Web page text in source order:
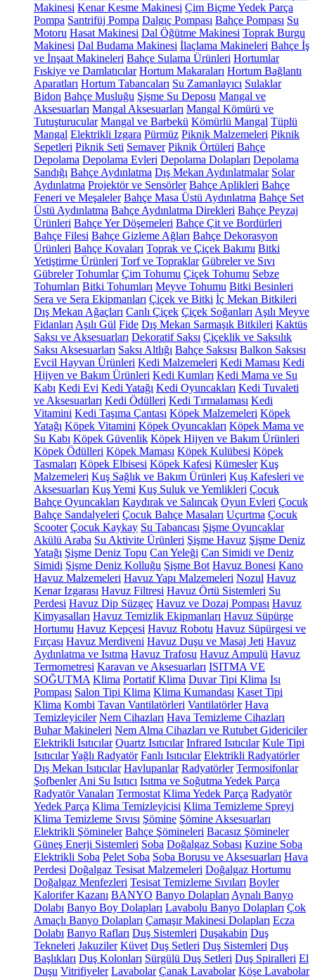
Makinesi Kenar Kesme Makinesi Çim Biçme Yedek Parça
Pompa Santrifüj Pompa Dalgıç Pompası Bahçe Pompası Su
Motoru Hasat Makinesi Dal Öğütme Makinesi Toprak Burgu
Makinesi Dal Budama Makinesi İlaçlama Makineleri Bahçe İş
ve İnşaat Makineleri Bahçe Sulama Ürünleri Hortumlar
Fıskiye ve Damlatıcılar Hortum Makaraları Hortum Bağlantı
Aparatları Hortum Tabancaları Su Zamanlayıcı Sulaklar
Bidon Bahçe Musluğu Şişme Su Deposu Mangal ve
Aksesuarları Mangal Aksesuarları Mangal Kömürü ve
Tutuşturucular Mangal ve Barbekü Kömürlü Mangal Tüplü
Mangal Elektrikli Izgara Pürmüz Piknik Malzemeleri Piknik
Sepetleri Piknik Seti Semaver Piknik Örtüleri Bahçe
Depolama Depolama Evleri Depolama Dolapları Depolama
Sandığı Bahçe Aydınlatma Dış Mekan Aydınlatmalar Solar
Aydınlatma Projektör ve Sensörler Bahçe Aplikleri Bahçe
Feneri ve Meşaleler Bahçe Masa Üstü Aydınlatma Bahçe Set
Üstü Aydınlatma Bahçe Aydınlatma Direkleri Bahçe Peyzaj
Ürünleri Bahçe Yer Döşemeleri Bahçe Çit ve Bordürleri
Bahçe Filesi Bahçe Gizleme Ağları Bahçe Dekorasyon
Ürünleri Bahçe Kovaları Toprak ve Çiçek Bakımı Bitki
Yetiştirme Ürünleri Torf ve Topraklar Gübreler ve Sıvı
Gübreler Tohumlar Çim Tohumu Çiçek Tohumu Sebze
Tohumları Bitki Tohumları Meyve Tohumu Bitki Besinleri
Sera ve Sera Ekipmanları Çiçek ve Bitki İç Mekan Bitkileri
Dış Mekan Ağaçları Canlı Çiçek Çiçek Soğanları Aşılı Meyve
Fidanları Aşılı Gül Fide Dış Mekan Sarmaşık Bitkileri Kaktüs
Saksı ve Aksesuarları Dekoratif Saksı Çiçeklik ve Saksılık
Saksı Aksesuarları Saksı Altlığı Bahçe Saksısı Balkon Saksısı
Evcil Hayvan Ürünleri Kedi Malzemeleri Kedi Maması Kedi
Hijyen ve Bakım Ürünleri Kedi Kumları Kedi Mama ve Su
Kabı Kedi Evi Kedi Yatağı Kedi Oyuncakları Kedi Tuvaleti
ve Aksesuarları Kedi Ödülleri Kedi Tırmalaması Kedi
Vitamini Kedi Taşıma Çantası Köpek Malzemeleri Köpek
Yatağı Köpek Vitamini Köpek Oyuncakları Köpek Mama ve
Su Kabı Köpek Güvenlik Köpek Hijyen ve Bakım Ürünleri
Köpek Ödülleri Köpek Maması Köpek Kulübesi Köpek
Tasmaları Köpek Elbisesi Köpek Kafesi Kümesler Kuş
Malzemeleri Kuş Sağlık ve Bakım Ürünleri Kuş Kafesleri ve
Aksesuarları Kuş Yemi Kuş Suluk ve Yemlikleri Çocuk
Bahçe Oyuncakları Kaydırak ve Salıncak Oyun Evleri Çocuk
Bahçe Sandalyeleri Çocuk Bahçe Masaları Uçurtma Çocuk
Scooter Çocuk Kaykay Su Tabancası Şişme Oyuncaklar
Akülü Araba Su Aktivite Ürünleri Şişme Havuz Şişme Deniz
Yatağı Şişme Deniz Topu Can Yeleği Can Simidi ve Deniz
Simidi Şişme Deniz Kolluğu Şişme Bot Havuz Bonesi Kano
Havuz Malzemeleri Havuz Yapı Malzemeleri Nozul Havuz
Kenar Izgarası Havuz Filtresi Havuz Örtü Sistemleri Su
Perdesi Havuz Dip Süzgeç Havuz ve Dozaj Pompası Havuz
Kimyasalları Havuz Temizlik Ekipmanları Havuz Süpürge
Hortumu Havuz Kepçesi Havuz Robotu Havuz Süpürgesi ve
Fırçası Havuz Merdiveni Havuz Duşu ve Masaj Jeti Havuz
Aydınlatma ve Isıtma Havuz Trafosu Havuz Ampulü Havuz
Termometresi Karavan ve Aksesuarları ISITMA VE
SOĞUTMA Klima Portatif Klima Duvar Tipi Klima Isı
Pompası Salon Tipi Klima Klima Kumandası Kaset Tipi
Klima Kombi Tavan Vantilatörleri Vantilatörler Hava
Temizleyiciler Nem Cihazları Hava Temizleme Cihazları
Buhar Makineleri Nem Alma Cihazları ve Rutubet Gidericiler
Elektrikli Isıtıcılar Quartz Isıtıcılar Infrared Isıtıcılar Kule Tipi
IsıtıcılarYağlı Radyatör Fanlı Isıtıcılar Elektrikli Radyatörler
Dış Mekan Isıtıcılar Havlupanlar Radyatörler Termosifonlar
Şofbenler Ani Su Isıtıcı Isıtma ve Soğutma Yedek Parça
Radyatör Vanaları Termostat Klima Yedek Parça Radyatör
Yedek Parça Klima Temizleyicisi Klima Temizleme Spreyi
Klima Temizleme Sıvısı Şömine Şömine Aksesuarları
Elektrikli Şömineler Bahçe Şömineleri Bacasız Şömineler
Güneş Enerji Sistemleri Soba Doğalgaz Sobası Kuzine Soba
Elektrikli Soba Pelet Soba Soba Borusu ve Aksesuarları Hava
Perdesi Doğalgaz Tesisat Malzemeleri Doğalgaz Hortumu
Doğalgaz Menfezleri Tesisat Temizleme Sıvıları Boyler
Kalorifer Kazanı BANYO Banyo Dolapları Aynalı Banyo
Dolabı Banyo Boy Dolapları Lavabolu Banyo Dolapları Çok
Amaçlı Banyo Dolapları Çamaşır Makinesi Dolapları Ecza
Dolabı Banyo Rafları Duş Sistemleri Duşakabin Duş
Tekneleri Jakuziler Küvet Duş Setleri Duş Sistemleri Duş
Başlıkları Duş Kolonları Sürgülü Duş Setleri Duş Spiralleri El
Duşu Vitrifiyeler Lavabolar Çanak Lavabolar Köşe Lavabolar